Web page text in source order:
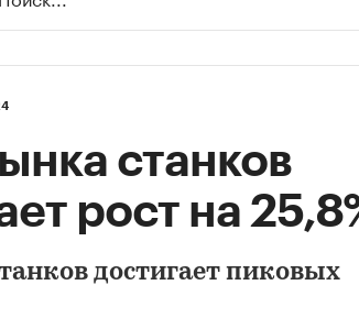
станков
рост на
достигает пиковых